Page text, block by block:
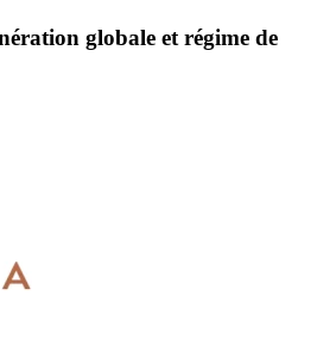
globale et régime de